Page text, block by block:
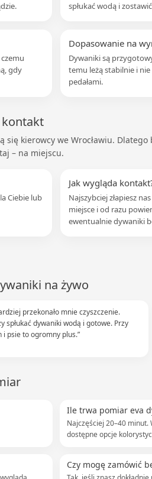
spłukać wodą i
gdy
Dopasowanie na
Dywaniki są
temu leżą stabilnie i
pedałami.
kontakt
kierowcy we Wrocławiu. Dlatego
– na miejscu.
Ciebie lub
Jak wygląda
Najszybciej złapiesz
miejsce i od razu
ewentualnie dywaniki
na żywo
przekonało mnie czyszczenie.
spłukać dywaniki wodą i gotowe. Przy
i psie to ogromny plus.”
Ile trwa pomiar eva
Najczęściej 20–40
dostępne opcje
Czy mogę zamówić